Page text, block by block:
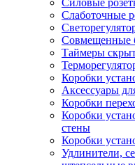
Силовые
Слаботочные
Совмещенные
Таймеры
Коробки
Аксессуары
Коробки
Коробки
стены
Коробки
Удлинители,